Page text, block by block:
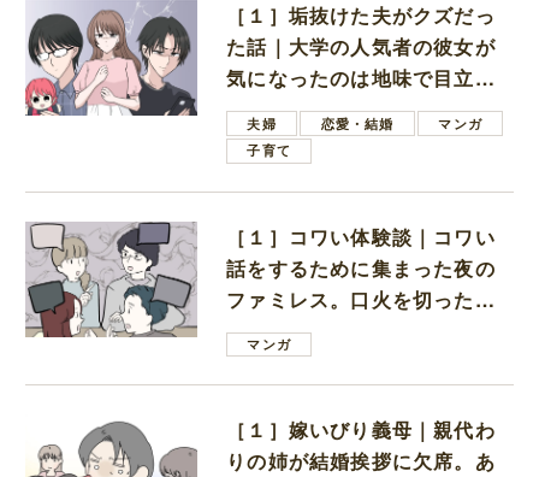
［１］垢抜けた夫がクズだっ
た話｜大学の人気者の彼女が
気になったのは地味で目立た
ない男子学生
夫婦 恋愛・結婚
マンガ
子育て
［１］コワい体験談｜コワい
話をするために集まった夜の
ファミレス。口火を切ったの
は電車好きの男の子ママ
マンガ
［１］嫁いびり義母｜親代わ
りの姉が結婚挨拶に欠席。あ